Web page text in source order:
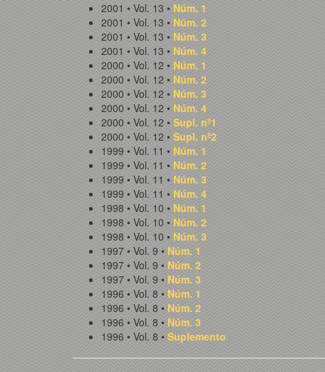
2001 • Vol. 13 • Núm. 1
2001 • Vol. 13 • Núm. 2
2001 • Vol. 13 • Núm. 3
2001 • Vol. 13 • Núm. 4
2000 • Vol. 12 • Núm. 1
2000 • Vol. 12 • Núm. 2
2000 • Vol. 12 • Núm. 3
2000 • Vol. 12 • Núm. 4
2000 • Vol. 12 • Supl. nº1
2000 • Vol. 12 • Supl. nº2
1999 • Vol. 11 • Núm. 1
1999 • Vol. 11 • Núm. 2
1999 • Vol. 11 • Núm. 3
1999 • Vol. 11 • Núm. 4
1998 • Vol. 10 • Núm. 1
1998 • Vol. 10 • Núm. 2
1998 • Vol. 10 • Núm. 3
1997 • Vol. 9 • Núm. 1
1997 • Vol. 9 • Núm. 2
1997 • Vol. 9 • Núm. 3
1996 • Vol. 8 • Núm. 1
1996 • Vol. 8 • Núm. 2
1996 • Vol. 8 • Núm. 3
1996 • Vol. 8 • Suplemento